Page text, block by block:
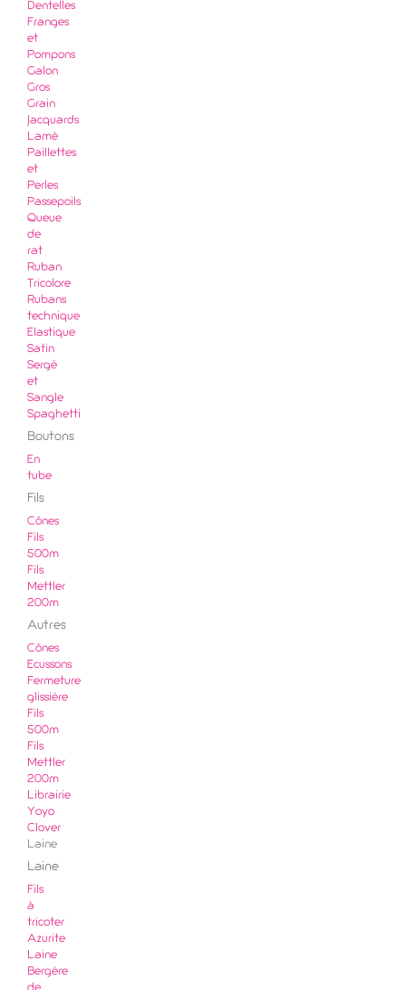
Dentelles
Franges
et
Pompons
Galon
Gros
Grain
Jacquards
Lamé
Paillettes
et
Perles
Passepoils
Queue
de
rat
Ruban
Tricolore
Rubans
technique
Elastique
Satin
Sergé
et
Sangle
Spaghetti
Boutons
En
tube
Fils
Cônes
Fils
500m
Fils
Mettler
200m
Autres
Cônes
Ecussons
Fermeture
glissière
Fils
500m
Fils
Mettler
200m
Librairie
Yoyo
Clover
Laine
Laine
Fils
à
tricoter
Azurite
Laine
Bergère